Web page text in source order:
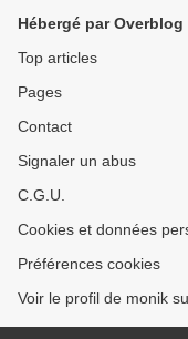
Hébergé par Overblog
Top articles
Pages
Contact
Signaler un abus
C.G.U.
Cookies et données
Préférences cookies
Voir le profil de monik